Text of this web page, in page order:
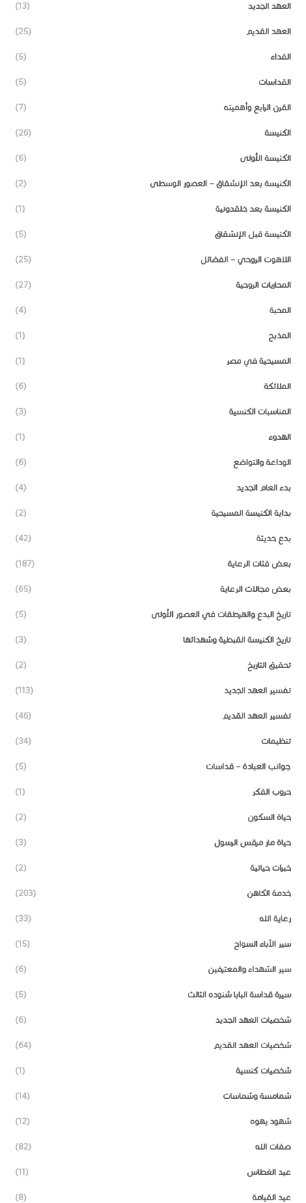
العهد الجديد (13)
العهد القديم (25)
الفداء (5)
القداسات (5)
القرن الرابع وأهميته (7)
الكنيسة (26)
الكنيسة الأولى (6)
الكنيسة بعد الإنشقاق – العصور الوسطى (2)
الكنيسة بعد خلقدونية (1)
الكنيسة قبل الإنشقاق (5)
اللاهوت الروحي – الفضائل (25)
المحاربات الروحية (27)
المحبة (4)
المذبح (1)
المسيحية في مصر (1)
الملائكة (6)
المناسبات الكنسية (3)
الهدوء (1)
الوداعة والتواضع (6)
بدء العام الجديد (4)
بداية الكنيسة المسيحية (2)
بدع حديثة (42)
بعض فئات الرعاية (187)
بعض مجالات الرعاية (65)
تاريخ البدع والهرطقات في العصور الأولى (5)
تاريخ الكنيسة القبطية وشهدائها (3)
تحقيق التاريخ (2)
تفسير العهد الجديد (113)
تفسير العهد القديم (46)
تنظيمات (34)
جوانب العبادة – قداسات (5)
حروب الفكر (1)
حياة السكون (2)
حياة مار مرقس الرسول (3)
خبرات حياتية (2)
خدمة الكاهن (203)
رعاية الله (33)
سير الآباء السواح (15)
سير الشهداء والمعترفين (6)
سيرة قداسة البابا شنوده الثالث (5)
شخصيات العهد الجديد (6)
شخصيات العهد القديم (64)
شخصيات كنسية (1)
شمامسة وشماسات (14)
شهود يهوه (12)
صفات الله (82)
عيد الغطاس (11)
عيد القيامة (8)